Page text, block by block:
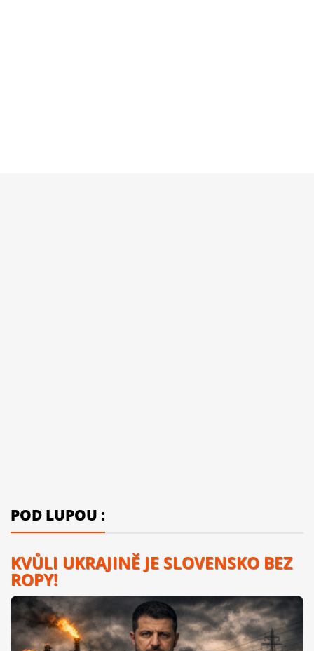
POD LUPOU :
KVŮLI UKRAJINĚ JE SLOVENSKO BEZ
ROPY!